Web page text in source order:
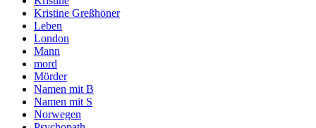
Kristine Greßhöner
Leben
London
Mann
mord
Mörder
Namen mit B
Namen mit S
Norwegen